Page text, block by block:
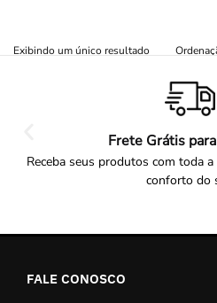
Exibindo um único resultado
Frete Grátis
Receba seus produtos com toda
conforto do
FALE CONOSCO